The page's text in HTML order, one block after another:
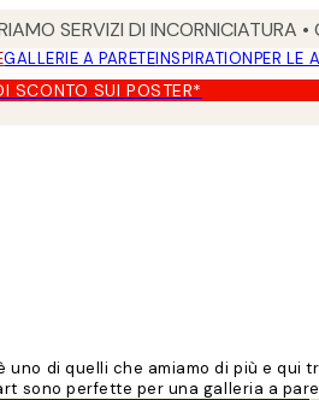
SERVIZI DI INCORNICIATURA
GALLERIE A PARETEINSPIRATIONPER LE
SCONTO SUI POSTER*
di quelli che amiamo di più e
sono perfette per una galleria a